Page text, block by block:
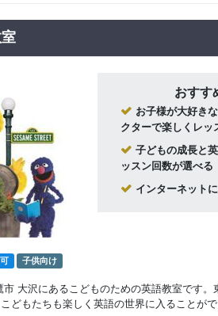
ン 子供向け 日常英会話
込) / 月
ション50分
税込) / 月
ション50分
ン 子供向け
税込) / 月
ション50分
ン 子供向け
込) / 月
ン 子供向け 日常英会話 英検
おすす
お子様が大好き
クターで楽しくレッ
子どもの成長と
ッスン回数が選べる
インターネット
子供向け
大沢にあるこどものための英語教室です
どもたちも楽しく英語の世界に入ることがで